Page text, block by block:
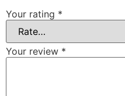
Your rating *
Your review *